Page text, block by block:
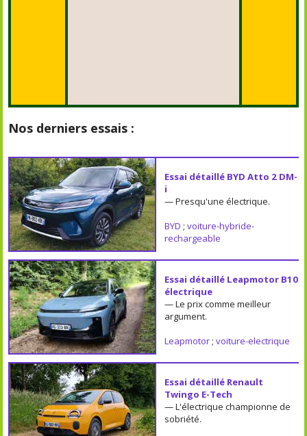
Nos derniers essais :
Essai détaillé BYD Atto 2 DM-
i
— Presqu'une électrique.
BYD ; voiture-hybride-
rechargeable
Essai détaillé Leapmotor B10
électrique
— Le prix comme meilleur
argument.
Leapmotor; voiture-electrique
Essai détaillé Renault
Twingo E-Tech
— L'électrique championne de
sobriété.